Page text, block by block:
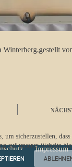
um sicherzustellen,
auf unserer Website
Winterberg,gestellt
Impressum